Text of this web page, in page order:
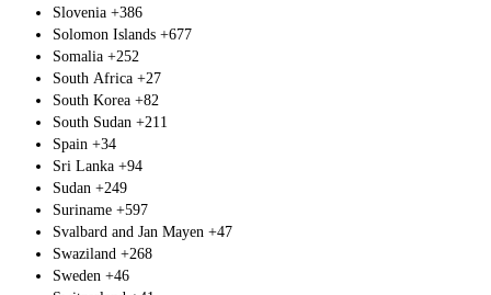
Slovenia +386
Solomon Islands +677
Somalia +252
South Africa +27
South Korea +82
South Sudan +211
Spain +34
Sri Lanka +94
Sudan +249
Suriname +597
Svalbard and Jan Mayen +47
Swaziland +268
Sweden +46